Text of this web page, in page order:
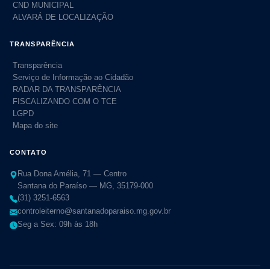
CND MUNICIPAL
ALVARÁ DE LOCALIZAÇÃO
TRANSPARÊNCIA
Transparência
Serviço de Informação ao Cidadão
RADAR DA TRANSPARÊNCIA
FISCALIZANDO COM O TCE
LGPD
Mapa do site
CONTATO
Rua Dona Amélia, 71 — Centro
Santana do Paraíso — MG, 35179-000
(31) 3251-6563
controleiterno@santanadoparaiso.mg.gov.br
Seg a Sex: 09h às 18h